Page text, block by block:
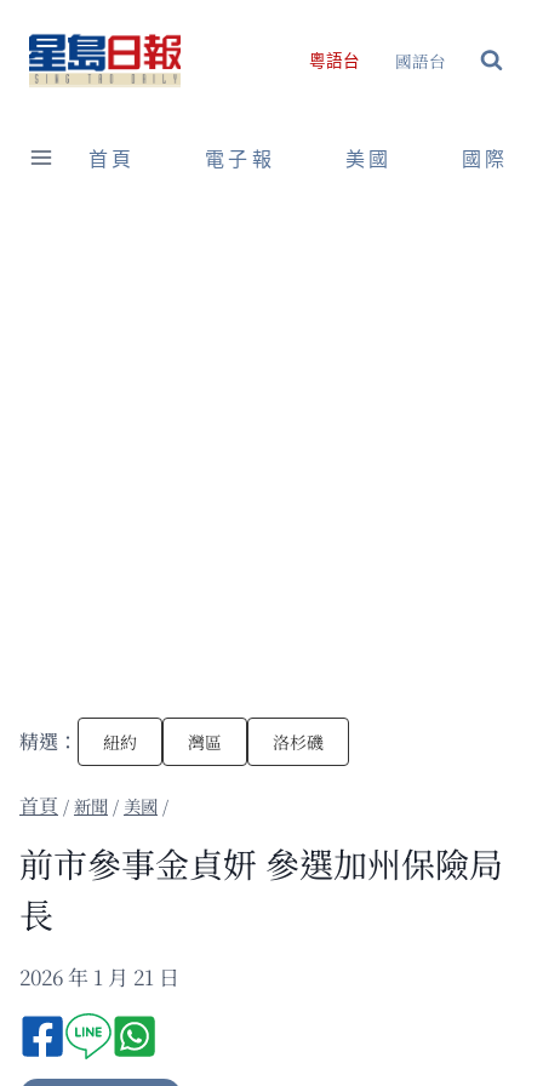
content
粵語台 國語台
首頁 電子報 美國 國際
精選： 紐約 灣區 洛杉磯
/新聞 / 美國 /
前市參事金貞妍 參選加州保險局
長
2026 年 1 月 21 日